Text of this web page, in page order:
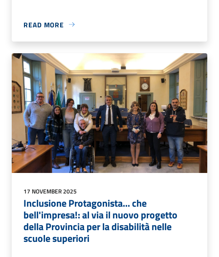
READ MORE
17 NOVEMBER 2025
Inclusione Protagonista... che
bell'impresa!: al via il nuovo progetto
della Provincia per la disabilità nelle
scuole superiori